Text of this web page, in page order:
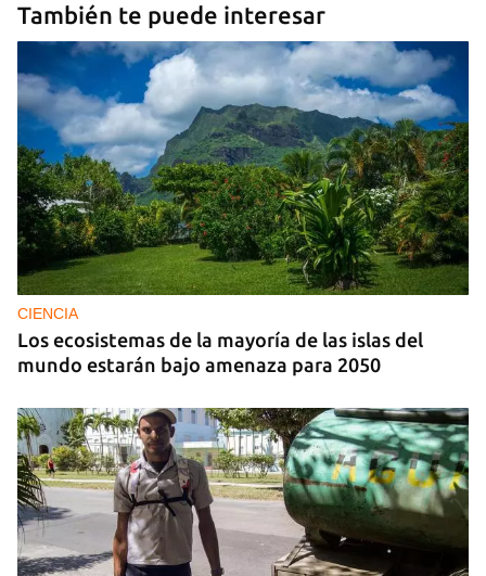
También te puede interesar
CIENCIA
Los ecosistemas de la mayoría de las islas del
mundo estarán bajo amenaza para 2050